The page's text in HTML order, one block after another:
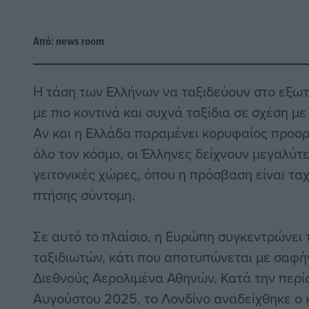
Από: news room
Η τάση των Ελλήνων να ταξιδεύουν στο
με πιο κοντινά και συχνά ταξίδια σε σχέση
Αν και η Ελλάδα παραμένει κορυφαίος
όλο τον κόσμο, οι Έλληνες δείχνουν
γειτονικές χώρες, όπου η πρόσβαση είναι
πτήσης σύντομη.
Σε αυτό το πλαίσιο, η Ευρώπη
ταξιδιωτών, κάτι που αποτυπώνεται με
Διεθνούς Αερολιμένα Αθηνών. Κατά την
Αυγούστου 2025, το Λονδίνο αναδείχθηκε ο